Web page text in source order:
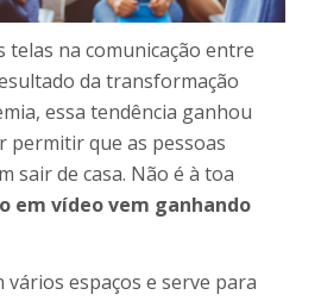
telas na comunicação entre
da transformação
essa tendência ganhou
permitir que as pessoas
sair de casa. Não é à toa
em vídeo vem ganhando
vários espaços e serve para